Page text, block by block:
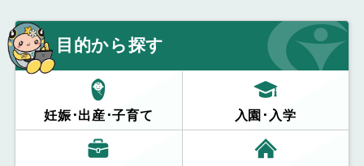
目的から探す
妊娠･出産･子育て 入園･入学